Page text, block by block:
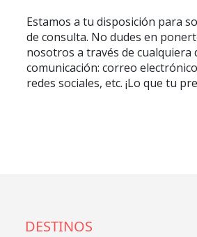
Estamos a tu disposición para
de consulta. No dudes en
nosotros a través de cualquiera
comunicación: correo
redes sociales, etc. ¡Lo que tu
DESTINOS